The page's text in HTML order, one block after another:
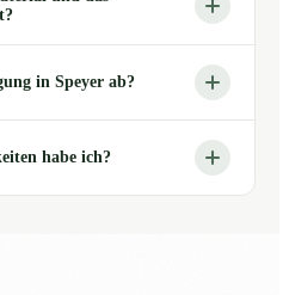
in Speyer ab?
habe ich?